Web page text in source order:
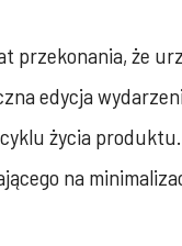
przekonania, że
edycja
życia
na